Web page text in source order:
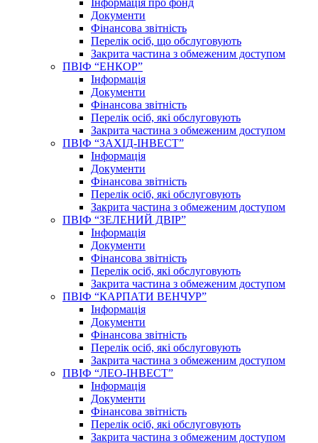
Інформація про фонд
Документи
Фінансова звітність
Перелік осіб, що обслуговують
Закрита частина з обмеженим доступом
ПВІФ “ЕНКОР”
Інформація
Документи
Фінансова звітність
Перелік осіб, які обслуговують
Закрита частина з обмеженим доступом
ПВІФ “ЗАХІД-ІНВЕСТ”
Інформація
Документи
Фінансова звітність
Перелік осіб, які обслуговують
Закрита частина з обмеженим доступом
ПВІФ “ЗЕЛЕНИЙ ДВІР”
Інформація
Документи
Фінансова звітність
Перелік осіб, які обслуговують
Закрита частина з обмеженим доступом
ПВІФ “КАРПАТИ ВЕНЧУР”
Інформація
Документи
Фінансова звітність
Перелік осіб, які обслуговують
Закрита частина з обмеженим доступом
ПВІФ “ЛЕО-ІНВЕСТ”
Інформація
Документи
Фінансова звітність
Перелік осіб, які обслуговують
Закрита частина з обмеженим доступом